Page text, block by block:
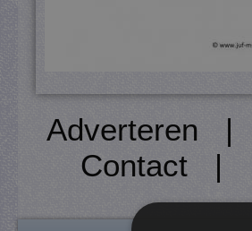
Adverteren |
Contact|